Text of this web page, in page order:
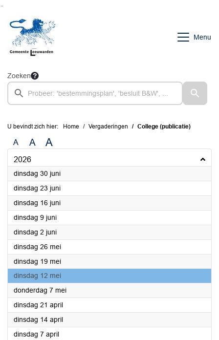
Menu
Zoeken
U bevindt zich hier: Home Vergaderingen College (publicatie)
A A A
2026
dinsdag 30 juni2026
dinsdag 23 juni2026
dinsdag 16 juni2026
dinsdag 9 juni2026
dinsdag 2 juni2026
dinsdag 26 mei2026
dinsdag 19 mei2026
dinsdag 12 mei2026
donderdag 7 mei2026
dinsdag 21 april2026
dinsdag 14 april2026
dinsdag 7 april2026